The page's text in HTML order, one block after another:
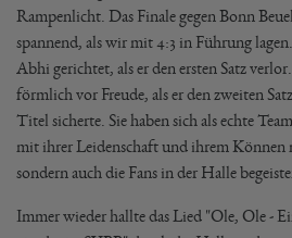
Rampenlicht. Das Finale gegen Bonn
spannend, als wir mit 4:3 in Führung
Abhi gerichtet, als er den ersten Satz
förmlich vor Freude, als er den zweiten
Titel sicherte. Sie haben sich als echte
mit ihrer Leidenschaft und ihrem Können
sondern auch die Fans in der Halle
Immer wieder hallte das Lied "Ole, Ole -